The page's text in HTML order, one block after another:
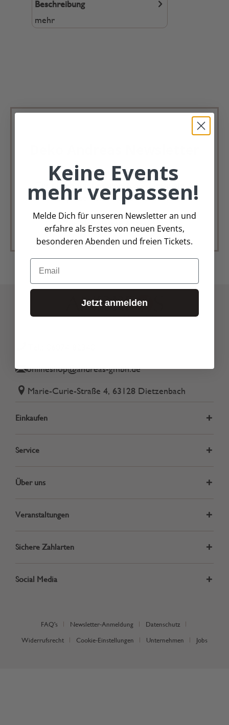
Beschreibung
mehr
Immer schön, immer aktuell.
Trag Dich für unseren Newsletter ein &
verpasse keine Angebote mehr
Zur Newsletter Anmeldung
onlineshop@andreas-gmbh.de
Marie-Curie-Straße 4, 63128 Dietzenbach
Einkaufen
Service
Über uns
Veranstaltungen
Sichere Zahlarten
Social Media
FAQ's Newsletter-Anmeldung Datenschutz
Widerrufsrecht Cookie-Einstellungen Unternehmen Jobs
Keine Events
mehr verpassen!
Melde Dich für unseren Newsletter an und
erfahre als Erstes von neuen Events,
besonderen Abenden und freien Tickets.
Email
Jetzt anmelden